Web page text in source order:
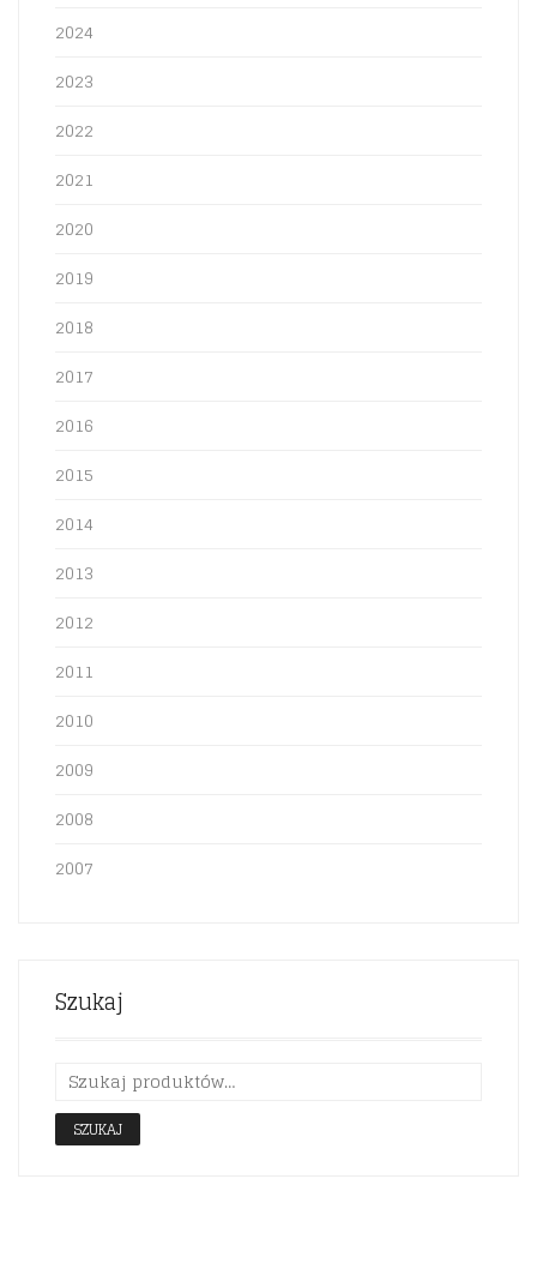
2024
2023
2022
2021
2020
2019
2018
2017
2016
2015
2014
2013
2012
2011
2010
2009
2008
2007
Szukaj
SZUKAJ